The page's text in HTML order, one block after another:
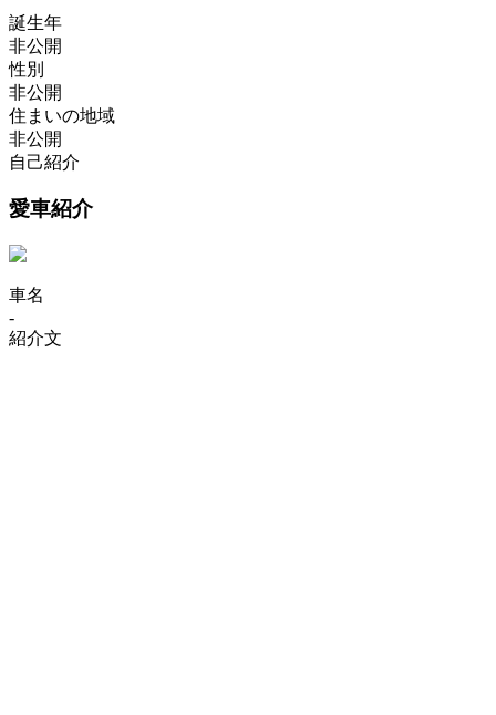
誕生年
非公開
性別
非公開
住まいの地域
非公開
自己紹介
愛車紹介
車名
-
紹介文